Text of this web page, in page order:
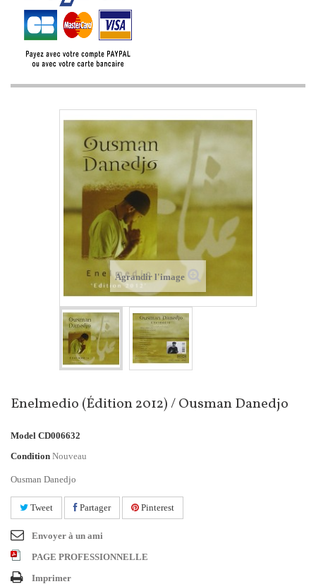
Agrandir l'image
Enelmedio (Édition 2012) / Ousman Danedjo
Model CD006632
Condition Nouveau
Ousman Danedjo
Tweet Partager Pinterest
Envoyer à un ami
PAGE PROFESSIONNELLE
Imprimer